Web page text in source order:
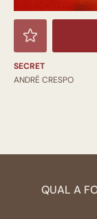
SECRET
ANDRÉ CRESPO
QUAL A